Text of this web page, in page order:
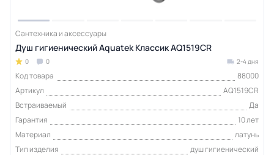
Сантехника и аксессуары
Душ гигиенический Aquatek Классик AQ1519CR
0 0 2-4 дня
Код товара
88000
Артикул
AQ1519CR
Встраиваемый
Да
Гарантия
10 лет
Материал
латунь
Тип изделия
душ гигиенический